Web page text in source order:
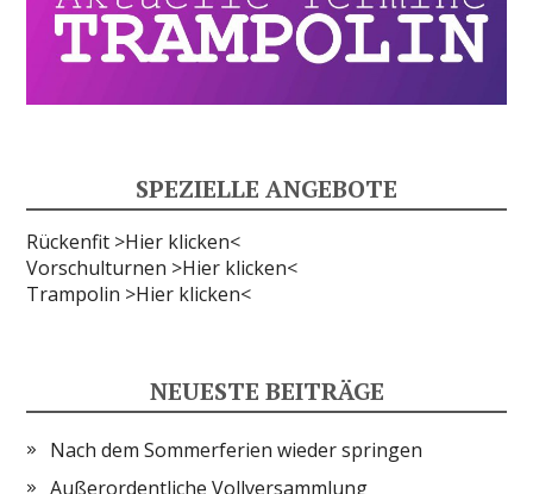
SPEZIELLE ANGEBOTE
Rückenfit >Hier klicken<
Vorschulturnen >Hier klicken<
Trampolin >Hier klicken<
NEUESTE BEITRÄGE
Nach dem Sommerferien wieder springen
Außerordentliche Vollversammlung